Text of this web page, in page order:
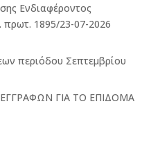
Ενδιαφέροντος
πρωτ. 1895/23-07-2026
περιόδου Σεπτεμβρίου
ΓΙΑ ΤΟ ΕΠΙΔΟΜΑ